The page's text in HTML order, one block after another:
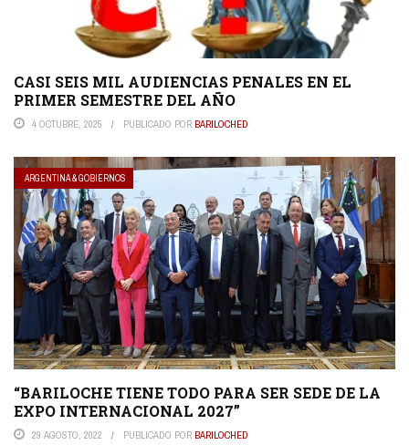
CASI SEIS MIL AUDIENCIAS PENALES EN EL
PRIMER SEMESTRE DEL AÑO
4 OCTUBRE, 2025 PUBLICADO POR BARILOCHED
ARGENTINA & GOBIERNOS
“BARILOCHE TIENE TODO PARA SER SEDE DE LA
EXPO INTERNACIONAL 2027”
29 AGOSTO, 2022 PUBLICADO POR BARILOCHED